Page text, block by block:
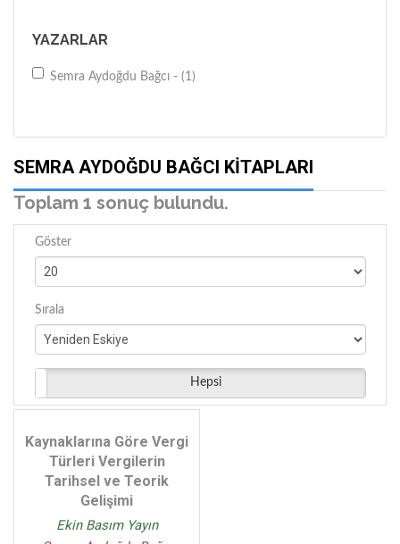
YAZARLAR
Semra Aydoğdu Bağcı - (1)
SEMRA AYDOĞDU BAĞCI KITAPLARI
Toplam 1 sonuç bulundu.
Göster
Sırala
Hepsi
Kaynaklarına Göre Vergi
Türleri Vergilerin
Tarihsel ve Teorik
Gelişimi
Ekin Basım Yayın